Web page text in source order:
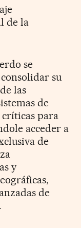
de la
se
su
las
de
para
acceder a
de
y
de